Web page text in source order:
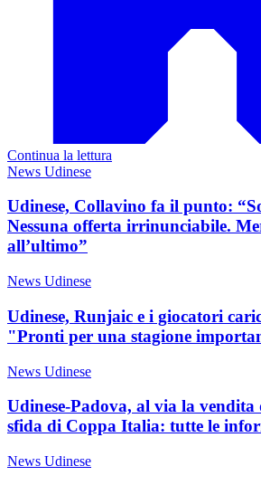
Continua la lettura
News Udinese
Udinese, Collavino fa il punto:
Nessuna offerta irrinunciabile.
all’ultimo”
News Udinese
Udinese, Runjaic e i giocatori
"Pronti per una stagione
News Udinese
Udinese-Padova, al via la
sfida di Coppa Italia: tutte le
News Udinese